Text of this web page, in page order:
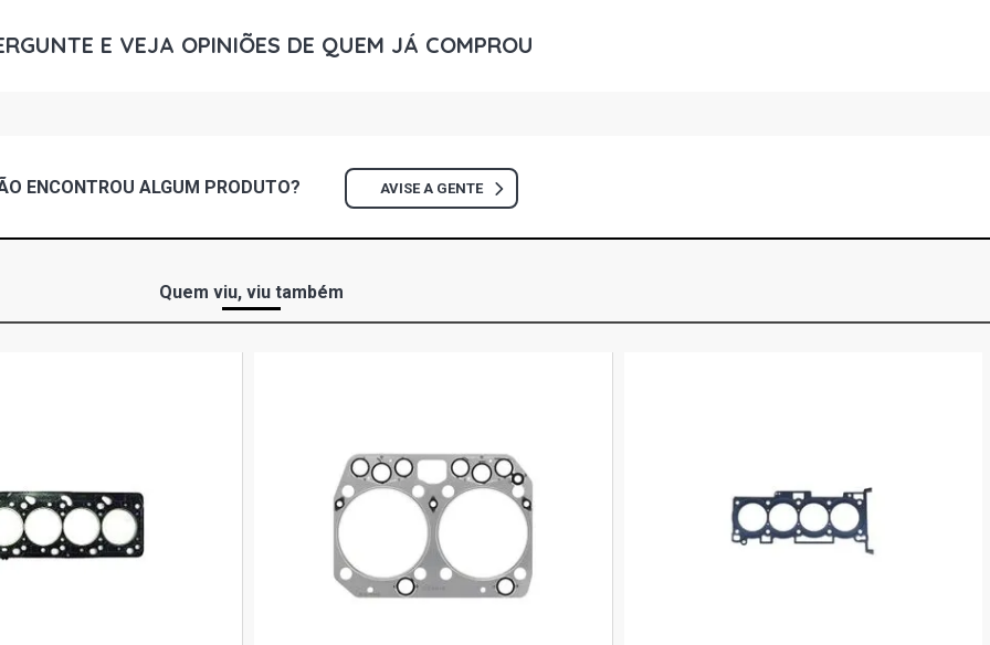
307 RALLYE HATCH 2.0 16V GASOLINA (2006 -
307 GRIFFE SEDAN 2.0 16V GASOLINA (2007 -
308 ALLURE HATCH 2.0 16V PT204 TURBO L4
FLEX (2012 - 2016)
308 FELINE HATCH 2.0 16V PT204 TURBO L4 FLEX
(2012 - 2016)
E VEJA OPINIÕES DE QUEM JÁ COMPROU
ENCONTROU ALGUM PRODUTO? AVISE A GENTE
Quem viu, viu também